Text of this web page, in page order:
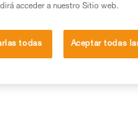
acceder a nuestro Sitio web.
todas Aceptar todas